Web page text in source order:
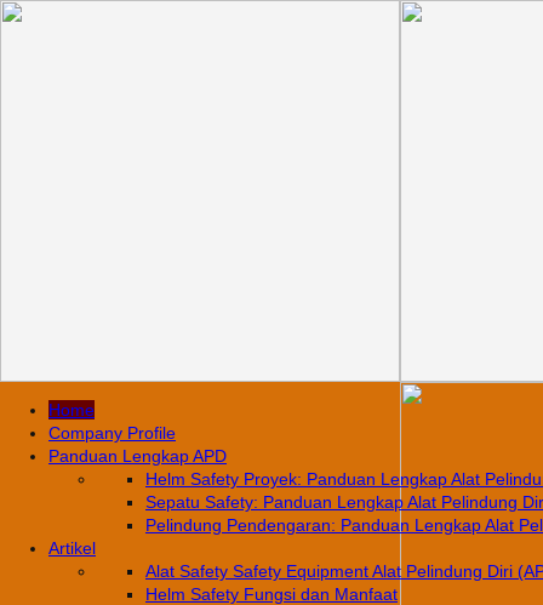
Home
Company Profile
Panduan Lengkap APD
Helm Safety Proyek: Panduan Lengkap Alat
Sepatu Safety: Panduan Lengkap Alat Pelindung
Pelindung Pendengaran: Panduan Lengkap Alat
Artikel
Alat Safety Safety Equipment Alat Pelindung Diri
Helm Safety Fungsi dan Manfaat